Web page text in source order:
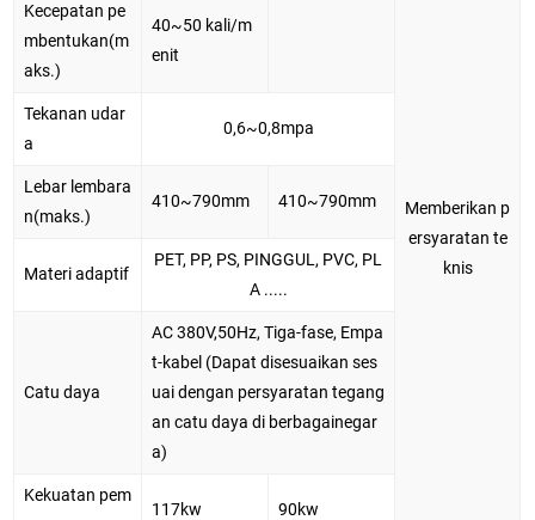
Memberikan p
ersyaratan te
knis
Kecepatan pe
mbentukan(m
aks.)
40~50 kali/m
enit
Tekanan udar
a
0,6~0,8mpa
Lebar lembara
n(maks.)
410~790mm 410~790mm
Materi adaptif
PET, PP, PS, PINGGUL, PVC, PL
A .....
Catu daya
AC 380V,50Hz, Tiga-fase, Empa
t-kabel (Dapat disesuaikan ses
uai dengan persyaratan tegang
an catu daya di berbagainegar
a)
Kekuatan pem
117kw 90kw